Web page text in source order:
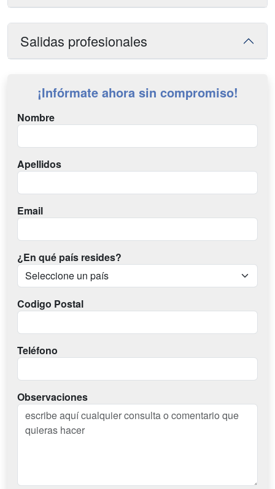
Salidas profesionales
¡Infórmate ahora sin compromiso!
Nombre
Apellidos
Email
¿En qué país resides?
Codigo Postal
Teléfono
Observaciones